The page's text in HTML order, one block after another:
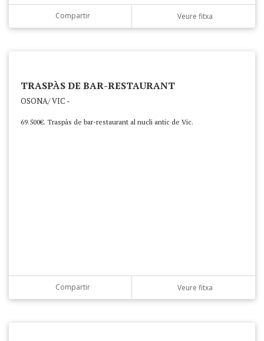
Compartir Veure fitxa
TRASPÀS DE BAR-RESTAURANT
OSONA/ VIC -
69.500€. Traspàs de bar-restaurant al nucli antic de Vic.
Compartir Veure fitxa